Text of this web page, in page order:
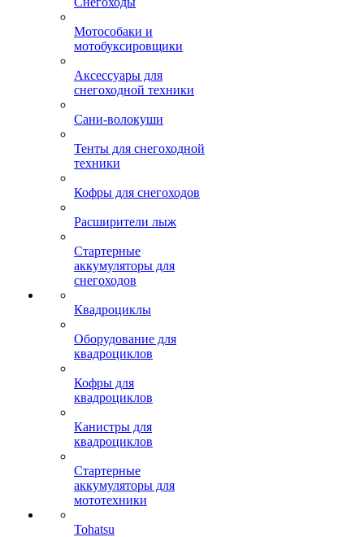
Мотособаки и
мотобуксировщики
Аксессуары для
снегоходной техники
Сани-волокуши
Тенты для снегоходной
техники
Кофры для снегоходов
Расширители лыж
Стартерные
аккумуляторы для
снегоходов
Квадроциклы
Оборудование для
квадроциклов
Кофры для
квадроциклов
Канистры для
квадроциклов
Стартерные
аккумуляторы для
мототехники
Tohatsu